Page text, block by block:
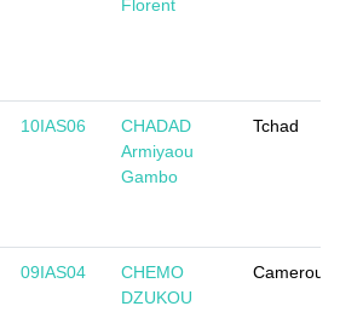
Florent
10IAS06
CHADAD
Armiyaou
Gambo
Tchad
09IAS04
CHEMO
DZUKOU
Cameroun